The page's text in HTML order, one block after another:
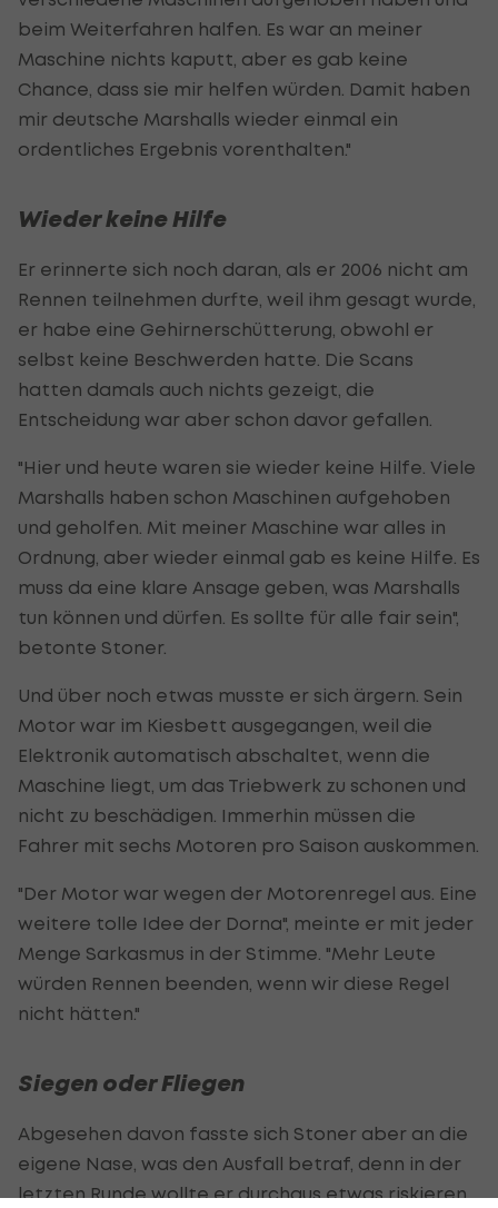
beim Weiterfahren halfen. Es war an meiner
Maschine nichts kaputt, aber es gab keine
Chance, dass sie mir helfen würden. Damit haben
mir deutsche Marshalls wieder einmal ein
ordentliches Ergebnis vorenthalten."
Wieder keine Hilfe
Er erinnerte sich noch daran, als er 2006 nicht am
Rennen teilnehmen durfte, weil ihm gesagt wurde,
er habe eine Gehirnerschütterung, obwohl er
selbst keine Beschwerden hatte. Die Scans
hatten damals auch nichts gezeigt, die
Entscheidung war aber schon davor gefallen.
"Hier und heute waren sie wieder keine Hilfe. Viele
Marshalls haben schon Maschinen aufgehoben
und geholfen. Mit meiner Maschine war alles in
Ordnung, aber wieder einmal gab es keine Hilfe. Es
muss da eine klare Ansage geben, was Marshalls
tun können und dürfen. Es sollte für alle fair sein",
betonte Stoner.
Und über noch etwas musste er sich ärgern. Sein
Motor war im Kiesbett ausgegangen, weil die
Elektronik automatisch abschaltet, wenn die
Maschine liegt, um das Triebwerk zu schonen und
nicht zu beschädigen. Immerhin müssen die
Fahrer mit sechs Motoren pro Saison auskommen.
"Der Motor war wegen der Motorenregel aus. Eine
weitere tolle Idee der Dorna", meinte er mit jeder
Menge Sarkasmus in der Stimme. "Mehr Leute
würden Rennen beenden, wenn wir diese Regel
nicht hätten."
Siegen oder Fliegen
Abgesehen davon fasste sich Stoner aber an die
eigene Nase, was den Ausfall betraf, denn in der
letzten Runde wollte er durchaus etwas riskieren,